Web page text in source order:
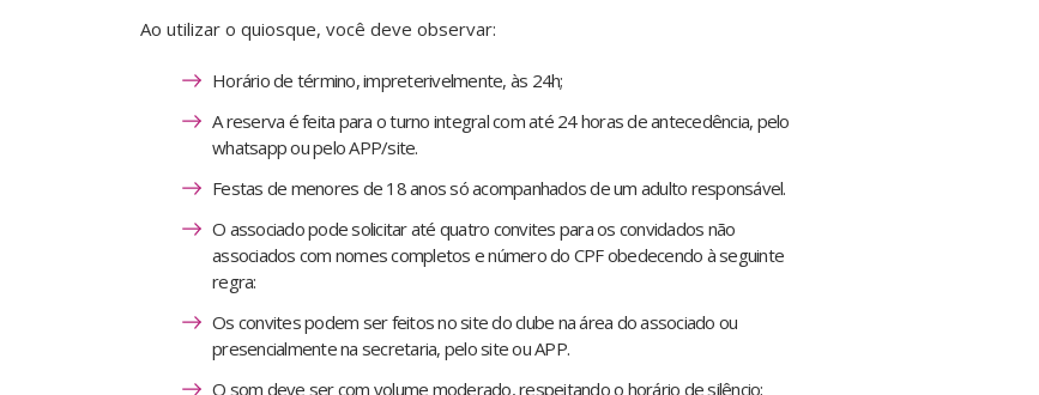
Ao utilizar o quiosque, você deve observar:
Horário de término, impreterivelmente, às 24h;
A reserva é feita para o turno integral com até 24 horas de antecedência, pelo
whatsapp ou pelo APP/site.
Festas de menores de 18 anos só acompanhados de um adulto responsável.
O associado pode solicitar até quatro convites para os convidados não
associados com nomes completos e número do CPF obedecendo à seguinte
regra:
Os convites podem ser feitos no site do clube na área do associado ou
presencialmente na secretaria, pelo site ou APP.
O som deve ser com volume moderado, respeitando o horário de silêncio;